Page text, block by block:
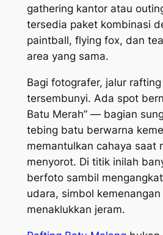
gathering kantor atau
tersedia paket kombinasi
paintball, flying fox, dan
area yang sama.
Bagi fotografer, jalur
tersembunyi. Ada spot
Batu Merah” — bagian
tebing batu berwarna
memantulkan cahaya saat
menyorot. Di titik inilah
berfoto sambil
udara, simbol
menaklukkan jeram.